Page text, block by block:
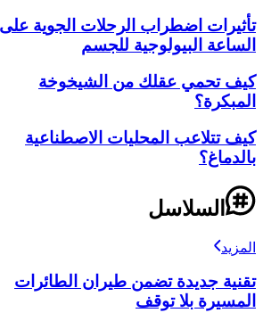
تأثيرات اضطراب الرحلات الجوية على
الساعة البيولوجية للجسم
كيف تحمي عقلك من الشيخوخة
المبكرة؟
كيف تتلاعب المحليات الاصطناعية
بالدماغ؟
السلاسل
المزيد
تقنية جديدة تضمن طيران الطائرات
المسيرة بلا توقف